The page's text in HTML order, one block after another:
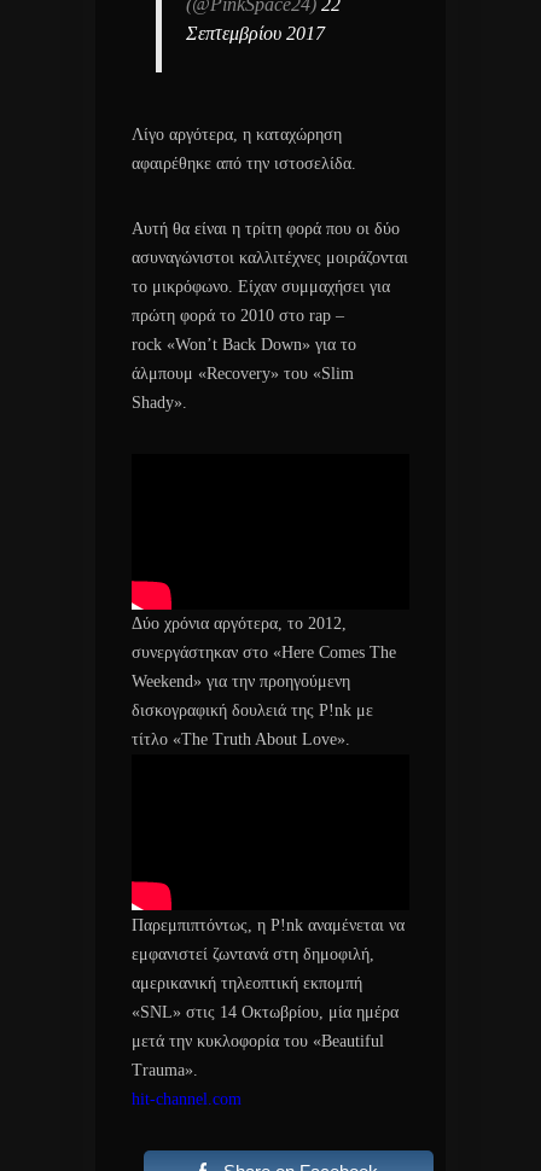
(@PinkSpace24) 22
Σεπτεμβρίου 2017
Λίγο αργότερα, η καταχώρηση
αφαιρέθηκε από την ιστοσελίδα.
Αυτή θα είναι η τρίτη φορά που οι δύο
ασυναγώνιστοι καλλιτέχνες μοιράζονται
το μικρόφωνο. Είχαν συμμαχήσει για
πρώτη φορά το 2010 στο rap –
rock «Won’t Back Down» για το
άλμπουμ «Recovery» του «Slim
Shady».
Δύο χρόνια αργότερα, το 2012,
συνεργάστηκαν στο «Here Comes The
Weekend» για την προηγούμενη
δισκογραφική δουλειά της P!nk με
τίτλο «The Truth About Love».
Παρεμπιπτόντως, η P!nk αναμένεται να
εμφανιστεί ζωντανά στη δημοφιλή,
αμερικανική τηλεοπτική εκπομπή
«SNL» στις 14 Οκτωβρίου, μία ημέρα
μετά την κυκλοφορία του «Beautiful
Trauma».
hit-channel.com